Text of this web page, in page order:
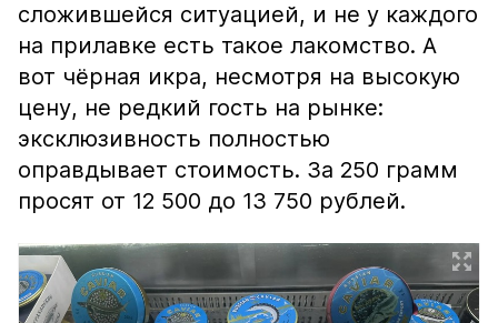
сложившейся ситуацией, и не у каждого
на прилавке есть такое лакомство. А
вот чёрная икра, несмотря на высокую
цену, не редкий гость на рынке:
эксклюзивность полностью
оправдывает стоимость. За 250 грамм
просят от 12 500 до 13 750 рублей.